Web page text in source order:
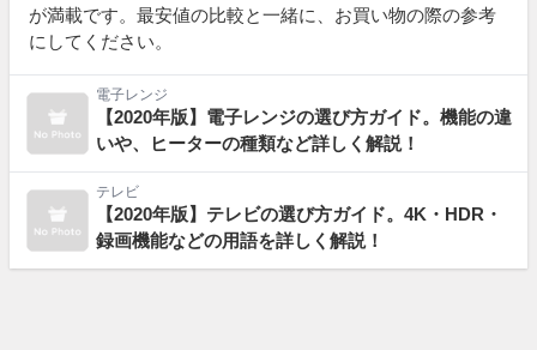
が満載です。最安値の比較と一緒に、お買い物の際の参考
にしてください。
電子レンジ
【2020年版】電子レンジの選び方ガイド。機能の違
いや、ヒーターの種類など詳しく解説！
テレビ
【2020年版】テレビの選び方ガイド。4K・HDR・
録画機能などの用語を詳しく解説！